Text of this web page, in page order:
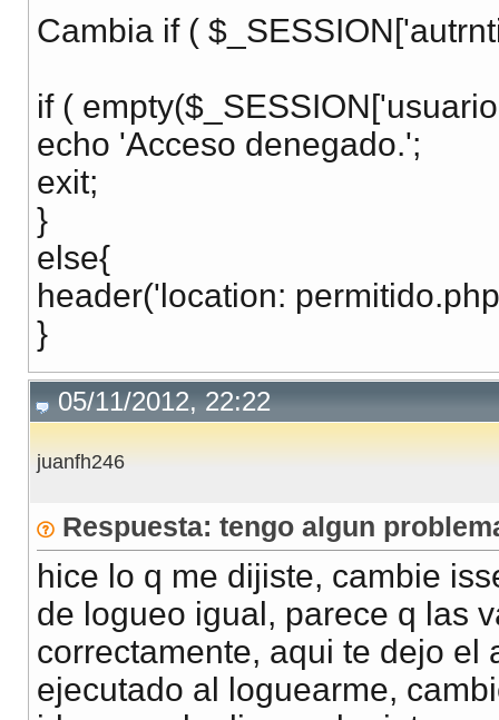
Cambia if (
if (
echo 'Acceso denegado.';
exit;
}
else{
header('location:
}
05/11/2012, 22:22
juanfh246
Respuesta: tengo algun
hice lo q me dijiste, cambie
de logueo igual, parece q las
correctamente, aqui te dejo el
ejecutado al loguearme,